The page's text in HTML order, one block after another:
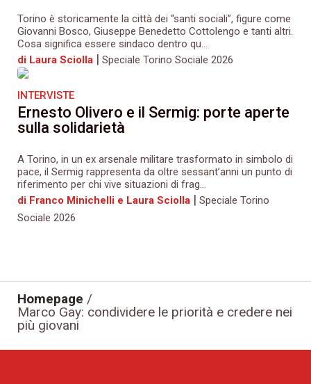
Torino è storicamente la città dei “santi sociali”, figure come
Giovanni Bosco, Giuseppe Benedetto Cottolengo e tanti altri.
Cosa significa essere sindaco dentro qu...
di Laura Sciolla | Speciale Torino Sociale 2026
INTERVISTE
Ernesto Olivero e il Sermig: porte aperte
sulla solidarietà
A Torino, in un ex arsenale militare trasformato in simbolo di
pace, il Sermig rappresenta da oltre sessant’anni un punto di
riferimento per chi vive situazioni di frag...
di Franco Minichelli e Laura Sciolla | Speciale Torino
Sociale 2026
Homepage /
Marco Gay: condividere le priorità e credere nei
più giovani